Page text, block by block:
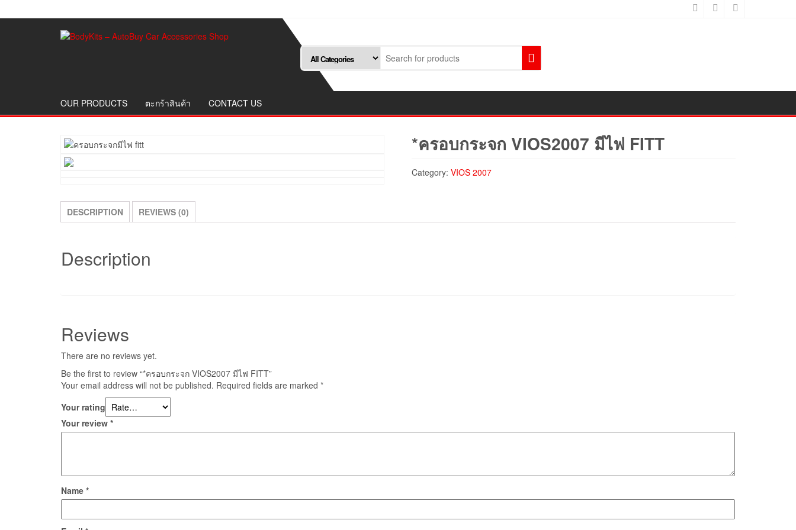
OUR PRODUCTS ตะกร้าสินค้า CONTACT US
*ครอบกระจก VIOS2007 มีไฟ FITT
Category: VIOS 2007
DESCRIPTION REVIEWS (0)
Description
Reviews
There are no reviews yet.
Be the first to review “*ครอบกระจก VIOS2007 มีไฟ FITT”
Your email address will not be published. Required fields are marked *
Your rating
Your review *
Name *